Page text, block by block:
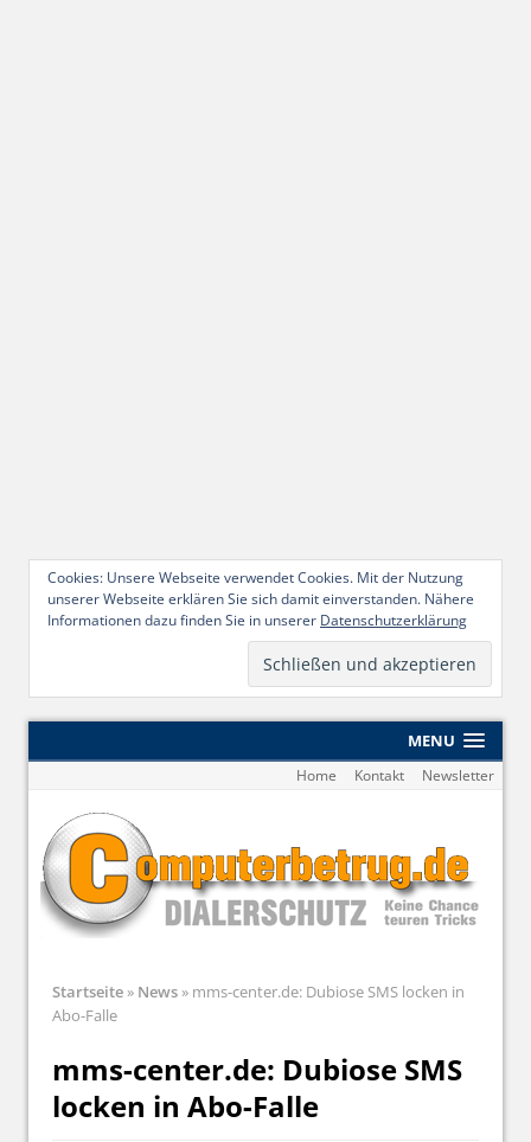
Cookies: Unsere Webseite verwendet Cookies. Mit der Nutzung
unserer Webseite erklären Sie sich damit einverstanden. Nähere
Informationen dazu finden Sie in unserer Datenschutzerklärung
MENU
Home Kontakt Newsletter
Startseite» News» mms-center.de: Dubiose SMS locken in
Abo-Falle
mms-center.de: Dubiose SMS
locken in Abo-Falle